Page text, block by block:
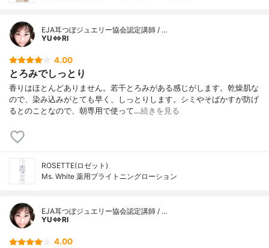
EJA耳つぼジュエリー協会認定講師 / …
YU⇔RI
4.00
とろみでしっとり
香りはほとんどありません。若干とろみがある感じがします。乾燥肌な
ので、染み込みがとても早く、しっとりします。シミやそばかすが防げ
るとのことなので、朝専用で使って…続きを見る
ROSETTE(ロゼット)
Ms. White 薬用ブライトニングローション
EJA耳つぼジュエリー協会認定講師 / …
YU⇔RI
4.00